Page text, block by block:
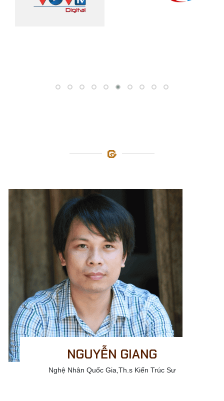
NGUYỄN GIANG
Nghệ Nhân Quốc Gia,Th.s Kiến Trúc Sư